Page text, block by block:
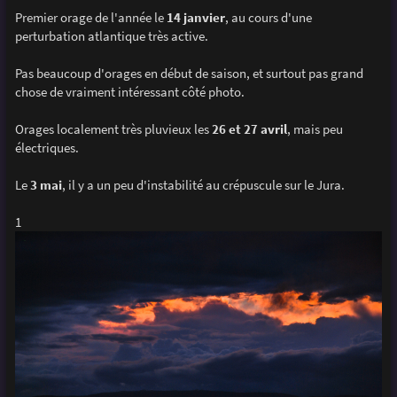
Premier orage de l'année le 14 janvier, au cours d'une
perturbation atlantique très active.
Pas beaucoup d'orages en début de saison, et surtout pas grand
chose de vraiment intéressant côté photo.
Orages localement très pluvieux les26 et 27 avril, mais peu
électriques.
Le3 mai, il y a un peu d'instabilité au crépuscule sur le Jura.
1